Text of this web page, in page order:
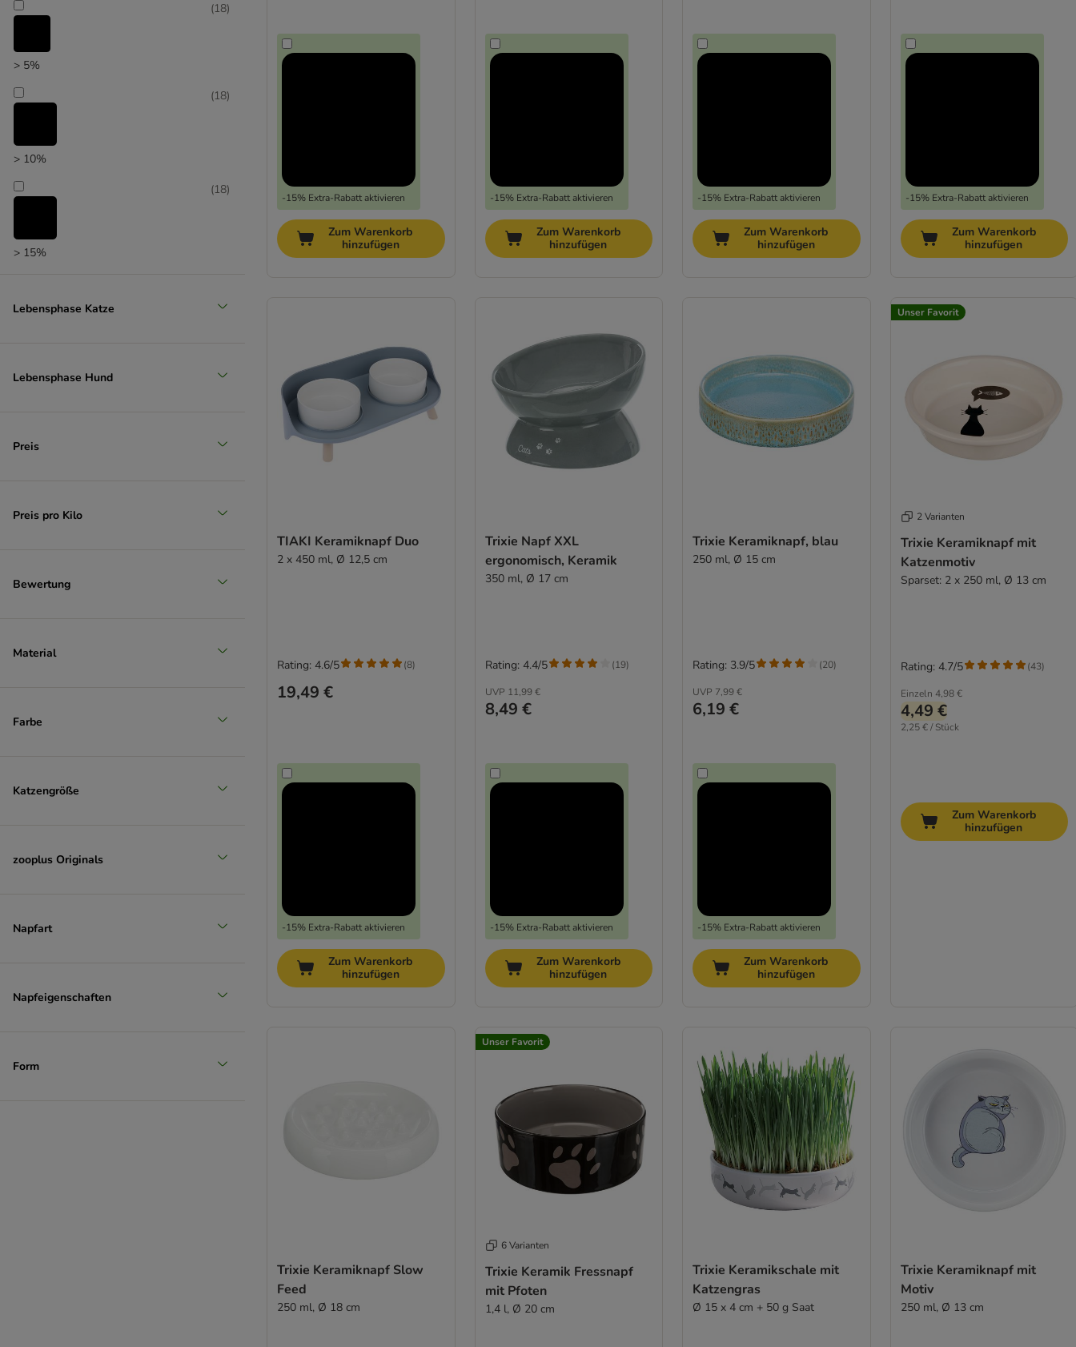
Unser Favorit
> 5%
(18)
> 10%
(18)
> 15%
(18)
Lebensphase Katze
Lebensphase Hund
Preis
Preis pro Kilo
Bewertung
Material
Farbe
Katzengröße
zooplus Originals
Napfart
Napfeigenschaften
Form
-15% Extra-Rabatt aktivieren
Zum Warenkorb
hinzufügen
-15% Extra-Rabatt aktivieren
Zum Warenkorb
hinzufügen
-15% Extra-Rabatt aktivieren
Zum Warenkorb
hinzufügen
-15% Extra-Rabatt aktivieren
Zum Warenkorb
hinzufügen
TIAKI Keramiknapf Duo
2 x 450 ml, Ø 12,5 cm
19,49 €
-15% Extra-Rabatt aktivieren
Rating: 4.6/5 (8)
Zum Warenkorb
hinzufügen
Trixie Napf XXL
ergonomisch, Keramik
350 ml, Ø 17 cm
UVP 11,99 €
8,49 €
-15% Extra-Rabatt aktivieren
Rating: 4.4/5 (19)
Zum Warenkorb
hinzufügen
Trixie Keramiknapf, blau
250 ml, Ø 15 cm
UVP 7,99 €
6,19 €
-15% Extra-Rabatt aktivieren
Rating: 3.9/5 (20)
Zum Warenkorb
hinzufügen
Unser Favorit
2 Varianten
Trixie Keramiknapf mit
Katzenmotiv
Sparset: 2 x 250 ml, Ø 13 cm
Einzeln 4,98 €
4,49 €
2,25 € / Stück
Rating: 4.7/5 (43)
Zum Warenkorb
hinzufügen
Trixie Keramiknapf Slow
Feed
250 ml, Ø 18 cm
Unser Favorit
6 Varianten
Trixie Keramik Fressnapf
mit Pfoten
1,4 l, Ø 20 cm
Trixie Keramikschale mit
Katzengras
Ø 15 x 4 cm + 50 g Saat
Trixie Keramiknapf mit
Motiv
250 ml, Ø 13 cm